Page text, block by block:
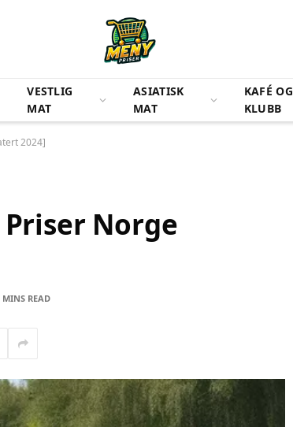
VESTLIG
MAT
ASIATISK
MAT
KAFÉ OG
KLUBB
2024]
Norge
MINS READ